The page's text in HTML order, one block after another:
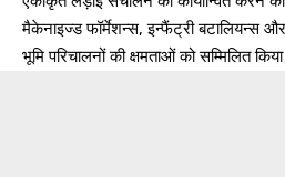
मैकेनाइज्ड फॉर्मेशन्स, इन्फैंट्री बटालियन्स
भूमि परिचालनों की क्षमताओं को सम्मिलित